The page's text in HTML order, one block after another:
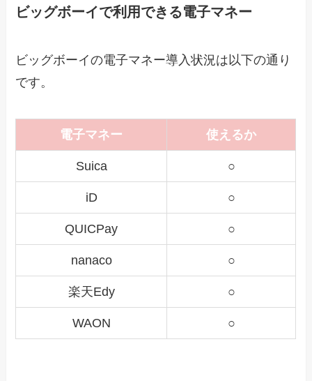
ビッグボーイで利用できる電子マネー
ビッグボーイの電子マネー導入状況は以下の通り
です。
電子マネー 使えるか
Suica ○
iD ○
QUICPay ○
nanaco ○
楽天Edy ○
WAON ○